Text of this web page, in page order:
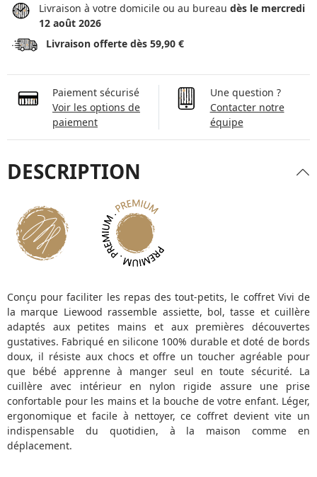
Livraison à votre domicile ou au bureau dès le mercredi
12 août 2026
Livraison offerte dès 59,90 €
Paiement sécurisé
Voir les options de
paiement
Une question ?
Contacter notre
équipe
DESCRIPTION
Conçu pour faciliter les repas des tout-petits, le coffret Vivi de
la marque Liewood rassemble assiette, bol, tasse et cuillère
adaptés aux petites mains et aux premières découvertes
gustatives. Fabriqué en silicone 100% durable et doté de bords
doux, il résiste aux chocs et offre un toucher agréable pour
que bébé apprenne à manger seul en toute sécurité. La
cuillère avec intérieur en nylon rigide assure une prise
confortable pour les mains et la bouche de votre enfant. Léger,
ergonomique et facile à nettoyer, ce coffret devient vite un
indispensable du quotidien, à la maison comme en
déplacement.